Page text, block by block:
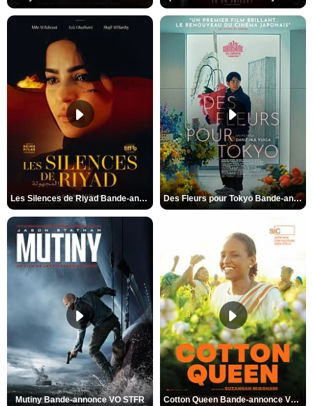
Les Silences de Riyad Bande-annonce VO STFR Des Fleurs pour Tokyo Bande-annonce VO STFR
Mutiny Bande-annonce VO STFR Cotton Queen Bande-annonce VO STFR